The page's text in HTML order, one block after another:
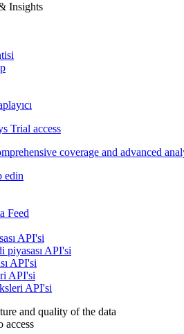
Insights
Trial access
coverage and advanced
edin
Feed
API'si
piyasası API'si
API'si
API'si
API'si
and quality of the data
access